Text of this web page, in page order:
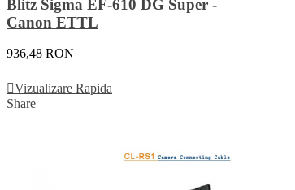
Blitz Sigma EF-610 DG Super -
Canon ETTL
936,48 RON
Vizualizare Rapida
Share